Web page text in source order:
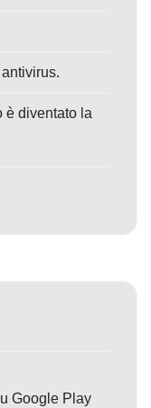
è diventato la
Google Play